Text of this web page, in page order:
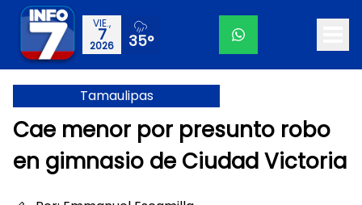
VIE.,
7
2026 35°
Tamaulipas
Cae menor por presunto robo
en gimnasio de Ciudad Victoria